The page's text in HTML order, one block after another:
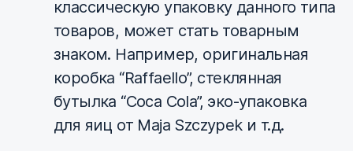
классическую упаковку данного типа
товаров, может стать товарным
знаком. Например, оригинальная
коробка “Raffaello”, стеклянная
бутылка “Coca Cola”, эко-упаковка
для яиц от Maja Szczypek и т.д.